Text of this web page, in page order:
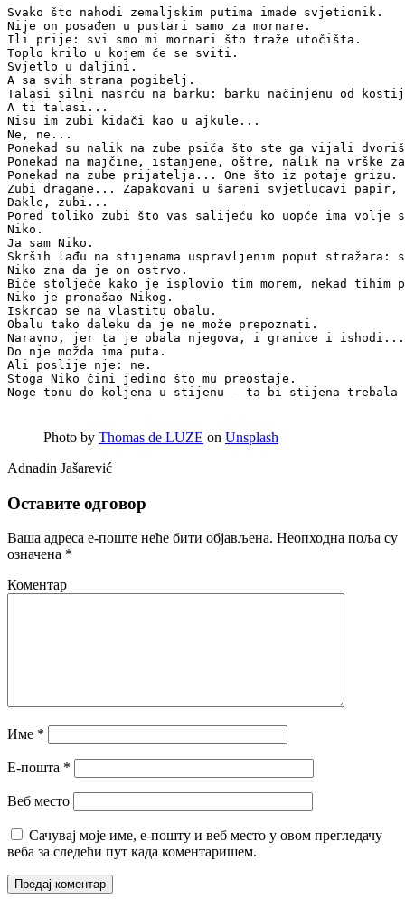
Svako što nahodi zemaljskim putima imade svjetionik.
Nije on posađen u pustari samo za mornare.
Ili prije: svi smo mi mornari što traže utočišta.
Toplo krilo u kojem će se sviti.
Svjetlo u daljini.
A sa svih strana pogibelj.
Talasi silni nasrću na barku: barku načinjenu od
A ti talasi...
Nisu im zubi kidači kao u ajkule...
Ne, ne...
Ponekad su nalik na zube psića što ste ga vijali
Ponekad na majčine, istanjene, oštre, nalik na vrške
Ponekad na zube prijatelja... One što iz potaje
Zubi dragane... Zapakovani u šareni svjetlucavi
Dakle, zubi...
Pored toliko zubi što vas salijeću ko uopće ima
Niko.
Ja sam Niko.
Skrših lađu na stijenama uspravljenim poput
Niko zna da je on ostrvo.
Biće stoljeće kako je isplovio tim morem, nekad tihim
Niko je pronašao Nikog.
Iskrcao se na vlastitu obalu.
Obalu tako daleku da je ne može prepoznati.
Naravno, jer ta je obala njegova, i granice i
Do nje možda ima puta.
Ali poslije nje: ne.
Stoga Niko čini jedino što mu preostaje.
Photo by Thomas de LUZE on Unsplash
Adnadin Jašarević
Оставите одговор
Ваша адреса е-поште неће бити објављена. Неопходна поља су
означена *
Коментар
Име *
Е-пошта *
Веб место
Сачувај моје име, е-пошту и веб место у овом прегледачу
веба за следећи пут када коментаришем.